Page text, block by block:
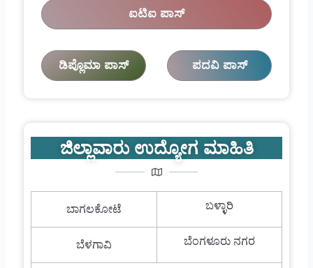
ಐಟಿಐ ಪಾಸ್
ಡಿಪ್ಲೊಮಾ ಪಾಸ್ ಪದವಿ ಪಾಸ್
ಜಿಲ್ಲಾವಾರು ಉದ್ಯೋಗ ಮಾಹಿತಿ
ಬಾಗಲಕೋಟೆ ಬಳ್ಳಾರಿ
ಬೆಳಗಾವಿ ಬೆಂಗಳೂರು ನಗರ